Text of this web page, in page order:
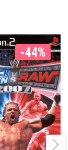
-44%